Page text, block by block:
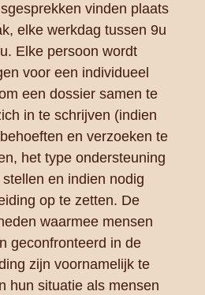
vinden plaats
elke werkdag tussen 9u
Elke persoon wordt
voor een individueel
een dossier samen te
in te schrijven (indien
en verzoeken te
het type ondersteuning
en indien nodig
op te zetten. De
waarmee mensen
geconfronteerd in de
zijn voornamelijk te
hun situatie als mensen